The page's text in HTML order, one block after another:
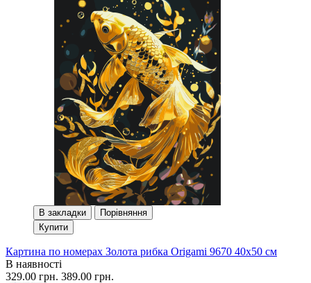
В закладки
Порівняння
Купити
Картина по номерах Золота рибка Origami 9670 40x50 см
В наявності
329.00 грн. 389.00 грн.